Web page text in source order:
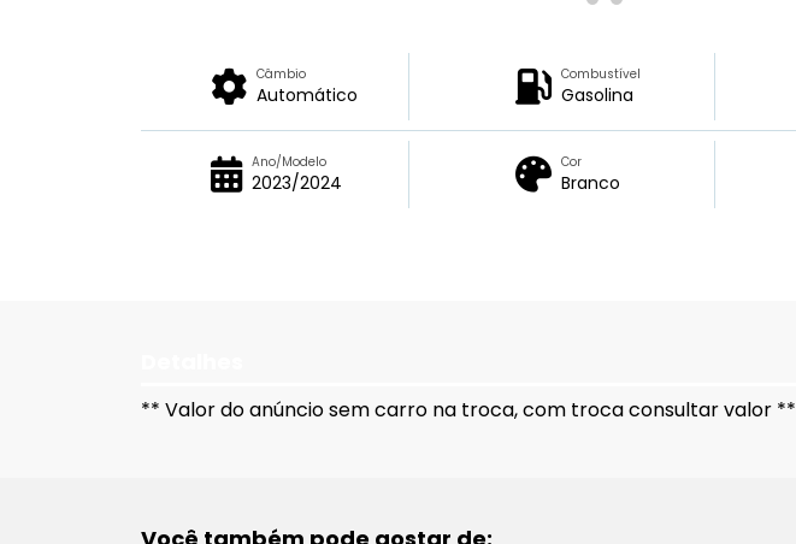
Câmbio
Automático
Combustível
Gasolina
Ano/Modelo
2023/2024
Cor
Branco
** Valor do anúncio sem carro na troca, com troca consultar valor **